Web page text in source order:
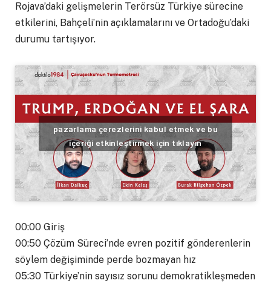
Rojava’daki gelişmelerin Terörsüz Türkiye sürecine
etkilerini, Bahçeli’nin açıklamalarını ve Ortadoğu’daki
durumu tartışıyor.
pazarlama çerezlerini kabul etmek ve bu
içeriği etkinleştirmek için tıklayın
00:00 Giriş
00:50 Çözüm Süreci’nde evren pozitif gönderenlerin
söylem değişiminde perde bozmayan hız
05:30 Türkiye’nin sayısız sorunu demokratikleşmeden